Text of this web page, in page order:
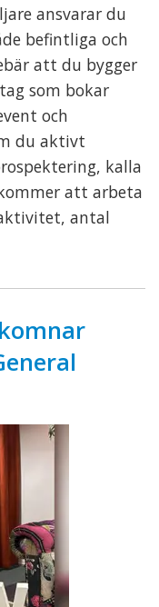
ansvarar du
befintliga och
att du bygger
som bokar
och
du aktivt
kalla
att arbeta
antal